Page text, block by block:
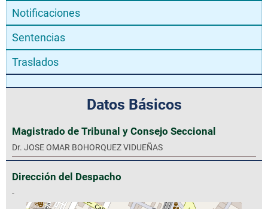
Notificaciones
Sentencias
Traslados
Datos Básicos
Magistrado de Tribunal y Consejo Seccional
Dr. JOSE OMAR BOHORQUEZ VIDUEÑAS
Dirección del Despacho
-